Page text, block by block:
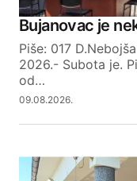
Your Name
Your E-mail
Bujanovac je
Piše: 017
2026.- Subota je.
od…
09.08.2026.